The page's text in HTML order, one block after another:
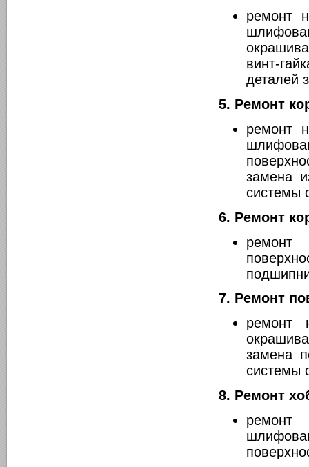
ремонт
винт-
деталей
5. Ремонт
ремонт
замена
системы
6. Ремонт
ремонт
7. Ремонт
ремонт
замена
системы
8. Ремонт